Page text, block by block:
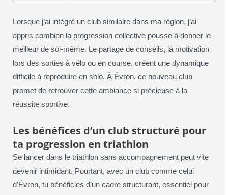
Lorsque j’ai intégré un club similaire dans ma région, j’ai
appris combien la progression collective pousse à donner le
meilleur de soi-même. Le partage de conseils, la motivation
lors des sorties à vélo ou en course, créent une dynamique
difficile à reproduire en solo. À Évron, ce nouveau club
promet de retrouver cette ambiance si précieuse à la
réussite sportive.
Les bénéfices d’un club structuré pour
ta progression en triathlon
Se lancer dans le triathlon sans accompagnement peut vite
devenir intimidant. Pourtant, avec un club comme celui
d’Évron, tu bénéficies d’un cadre structurant, essentiel pour